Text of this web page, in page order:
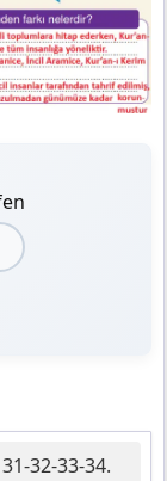
32-33-34.